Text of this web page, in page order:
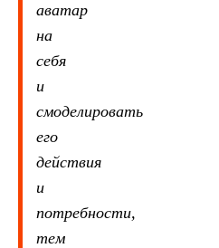
аватар
на
себя
и
смоделировать
его
действия
и
потребности,
тем